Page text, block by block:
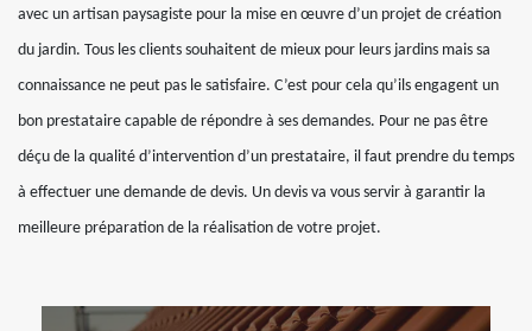
avec un artisan paysagiste pour la mise en œuvre d’un projet de création
du jardin. Tous les clients souhaitent de mieux pour leurs jardins mais sa
connaissance ne peut pas le satisfaire. C’est pour cela qu’ils engagent un
bon prestataire capable de répondre à ses demandes. Pour ne pas être
déçu de la qualité d’intervention d’un prestataire, il faut prendre du temps
à effectuer une demande de devis. Un devis va vous servir à garantir la
meilleure préparation de la réalisation de votre projet.